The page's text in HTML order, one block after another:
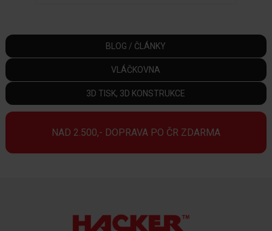
BLOG / ČLÁNKY
VLÁČKOVNA
3D TISK, 3D KONSTRUKCE
NAD 2.500,- DOPRAVA PO ČR ZDARMA